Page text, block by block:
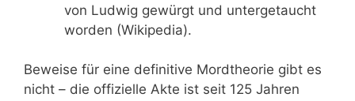
von Ludwig gewürgt und untergetaucht
worden (Wikipedia).
Beweise für eine definitive Mordtheorie gibt es
nicht – die offizielle Akte ist seit 125 Jahren